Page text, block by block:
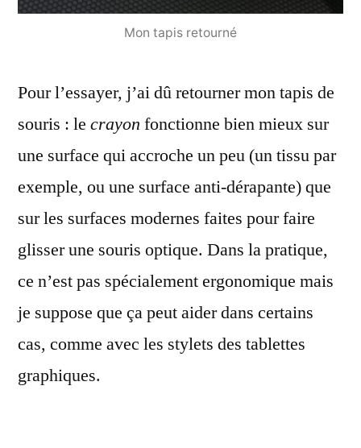
Mon tapis retourné
Pour l’essayer, j’ai dû retourner mon tapis de
souris : le crayon fonctionne bien mieux sur
une surface qui accroche un peu (un tissu par
exemple, ou une surface anti-dérapante) que
sur les surfaces modernes faites pour faire
glisser une souris optique. Dans la pratique,
ce n’est pas spécialement ergonomique mais
je suppose que ça peut aider dans certains
cas, comme avec les stylets des tablettes
graphiques.